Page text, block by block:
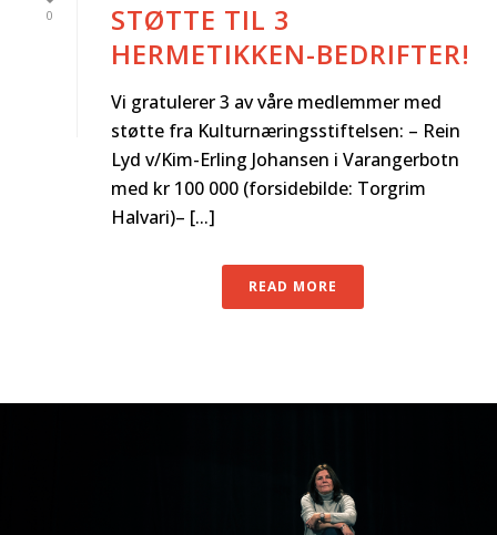
0
STØTTE TIL 3
HERMETIKKEN-BEDRIFTER!
Vi gratulerer 3 av våre medlemmer med
støtte fra Kulturnæringsstiftelsen: – Rein
Lyd v/Kim-Erling Johansen i Varangerbotn
med kr 100 000 (forsidebilde: Torgrim
Halvari)– [...]
READ MORE